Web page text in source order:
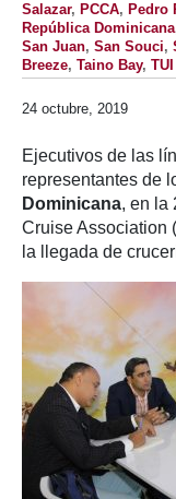
Salazar, PCCA, Pedro
República Dominicana
San Juan, San Souci,
Breeze, Taino Bay,
24 octubre, 2019
Ejecutivos de las
representantes de
Dominicana, en la
Cruise Association (
la llegada de